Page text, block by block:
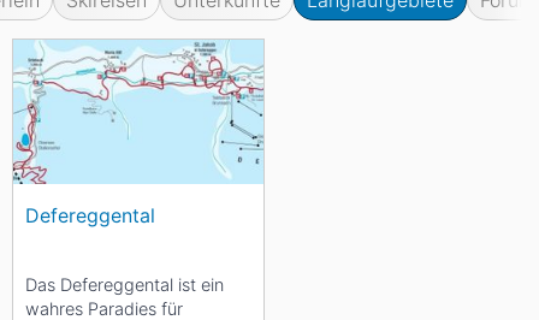
Defereggental
Das Defereggental ist ein
wahres Paradies für